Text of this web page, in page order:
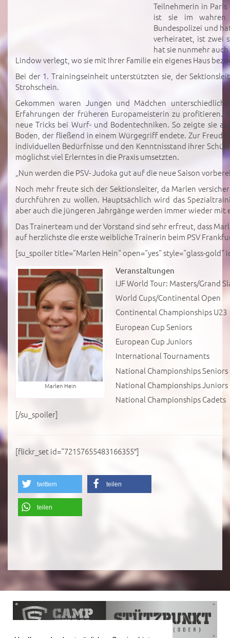
Teilnehmerin in
ist sie im wahren
Bundespolizei und
verheiratet, ist zwei
hat sie nunmehr
Lindow verlegt, wo sie mit Ihrer Familie ein eigenes Haus
Bei der 1. Trainingseinheit unterstützten sie, der
Strohschein.
Gekommen waren Jungen und Mädchen
Erfahrungen der früheren Europameisterin zu profitieren.
neue Tricks bei Wurf- und Bodentechniken. So zeigte sie
Boden, der fließend in einem Würgegriff endete. Zur
individuellen Bedürfnisse und den Kenntnisstand ihrer
möglichst viel Erlerntes in die Praxis umsetzten.
„Nun werden die PSV- Judoka gut auf die neue Saison
Noch mehr freute sich der Sektionsleiter, da Marlen
durchführen zu wollen. Hauptsächlich wird das
aber auch die jüngeren Jahrgänge werden immer wieder mit
Das Trainerteam und der Vorstand sind sehr erfreut, dass
auf herzlichste die erste weibliche Trainerin beim PSV
[su_spoiler title=“Marlen Hein“ open=“yes“ style=“glass-gold“
Marlen Hein
Veranstaltungen
IJF World Tour: Masters/Grand
World Cups/Continental Open
Continental Championships U23
European Cup Seniors
European Cup Juniors
International Tournaments
National Championships Seniors
National Championships Juniors
National Championships Cadets
[/su_spoiler]
[flickr_set id=“72157655483166355″]
twittern teilen
teilen